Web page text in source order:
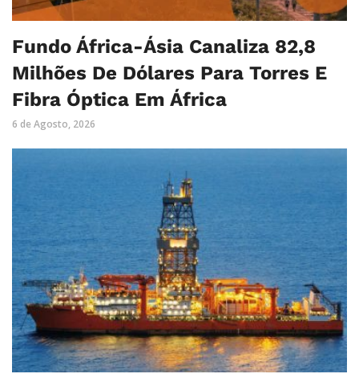
Fundo África-Ásia Canaliza 82,8
Milhões De Dólares Para Torres E
Fibra Óptica Em África
6 de Agosto, 2026